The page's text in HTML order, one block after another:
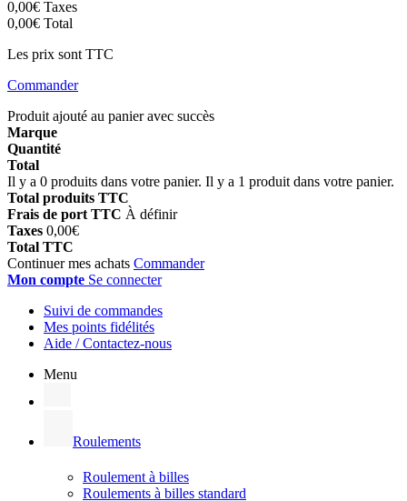
0,00€ Taxes
0,00€ Total
Les prix sont TTC
Commander
Produit ajouté au panier avec succès
Marque
Quantité
Total
Il y a 0 produits dans votre panier. Il y a 1 produit dans votre panier.
Total produits TTC
Frais de port TTC À définir
Taxes 0,00€
Total TTC
Continuer mes achats Commander
Mon compte Se connecter
Suivi de commandes
Mes points fidélités
Aide / Contactez-nous
Menu
Roulements
Roulement à billes
Roulements à billes standard